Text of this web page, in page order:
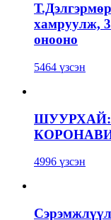
хамруулж,
онооно
5464 үзсэн
ШУУРХАЙ:
4996 үзсэн